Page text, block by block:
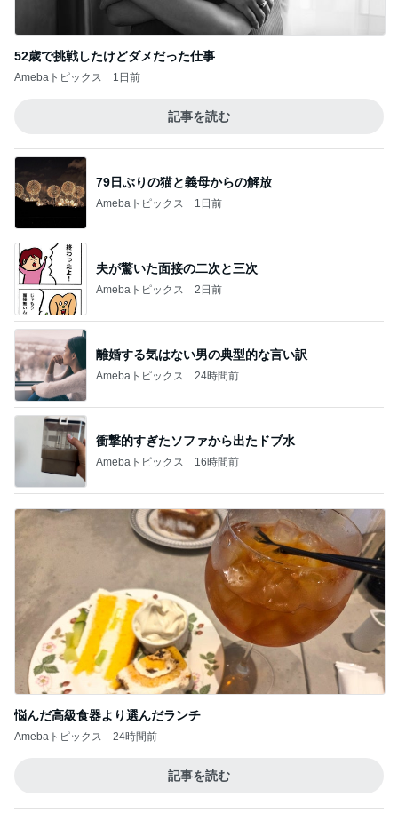
52歳で挑戦したけどダメだった仕事
Amebaトピックス 1日前
記事を読む
79日ぶりの猫と義母からの解放
Amebaトピックス 1日前
夫が驚いた面接の二次と三次
Amebaトピックス 2日前
離婚する気はない男の典型的な言い訳
Amebaトピックス 24時間前
衝撃的すぎたソファから出たドブ水
Amebaトピックス 16時間前
悩んだ高級食器より選んだランチ
Amebaトピックス 24時間前
記事を読む